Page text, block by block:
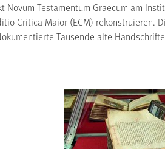
Testamentum Graecum am
Critica Maior (ECM) rekonstruieren.
Tausende alte